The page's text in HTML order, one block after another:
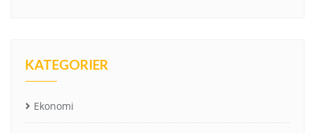
KATEGORIER
Ekonomi